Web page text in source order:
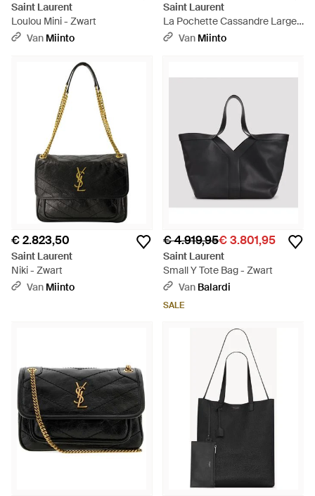
Saint Laurent
Loulou Mini - Zwart
Van Miinto
Saint Laurent
La Pochette Cassandre Large -
Zwart
Van Miinto
€ 2.823,50
Saint Laurent
Niki - Zwart
Van Miinto
€ 4.919,95€ 3.801,95
Saint Laurent
Small Y Tote Bag - Zwart
Van Balardi
SALE